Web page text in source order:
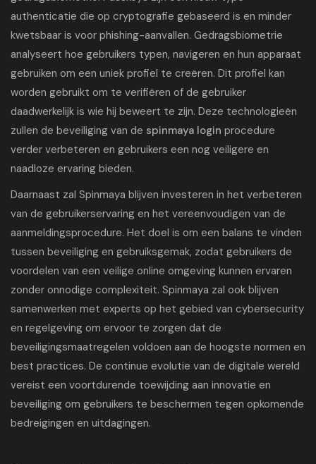
authenticatie die op cryptografie gebaseerd is en minder
kwetsbaar is voor phishing-aanvallen. Gedragsbiometrie
analyseert hoe gebruikers typen, navigeren en hun apparaat
gebruiken om een uniek profiel te creëren. Dit profiel kan
worden gebruikt om te verifiëren of de gebruiker
daadwerkelijk is wie hij beweert te zijn. Deze technologieën
zullen de beveiliging van de spinmaya login procedure
verder verbeteren en gebruikers een nog veiligere en
naadloze ervaring bieden.
Daarnaast zal Spinmaya blijven investeren in het verbeteren
van de gebruikerservaring en het vereenvoudigen van de
aanmeldingsprocedure. Het doel is om een balans te vinden
tussen beveiliging en gebruiksgemak, zodat gebruikers de
voordelen van een veilige online omgeving kunnen ervaren
zonder onnodige complexiteit. Spinmaya zal ook blijven
samenwerken met experts op het gebied van cybersecurity
en regelgeving om ervoor te zorgen dat de
beveiligingsmaatregelen voldoen aan de hoogste normen en
best practices. De continue evolutie van de digitale wereld
vereist een voortdurende toewijding aan innovatie en
beveiliging om gebruikers te beschermen tegen opkomende
bedreigingen en uitdagingen.